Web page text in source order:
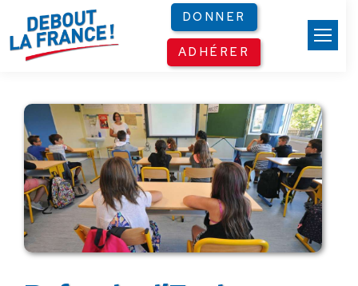
DONNER
ADHÉRER
Panneau de gestion des cookies